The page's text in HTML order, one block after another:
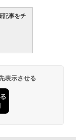
記事をチ
表示させる